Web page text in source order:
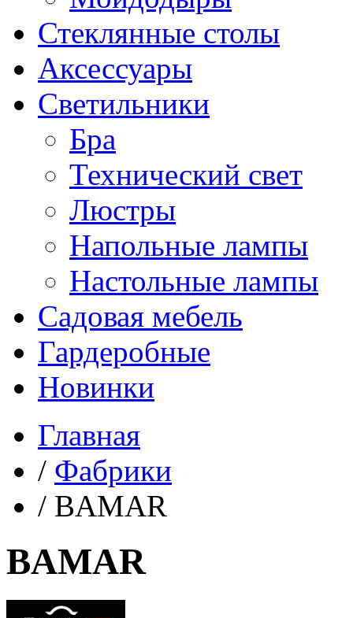
Стеклянные столы
Аксессуары
Светильники
Бра
Технический свет
Люстры
Напольные лампы
Настольные лампы
Садовая мебель
Гардеробные
Новинки
Главная
/ Фабрики
/ BAMAR
BAMAR